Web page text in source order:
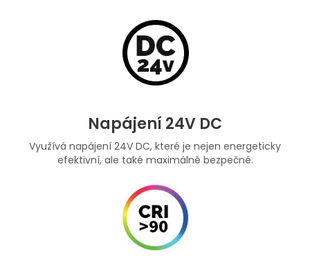
Napájení 24V DC
Využívá napájení 24V DC, které je nejen energeticky
efektivní, ale také maximálně bezpečné.